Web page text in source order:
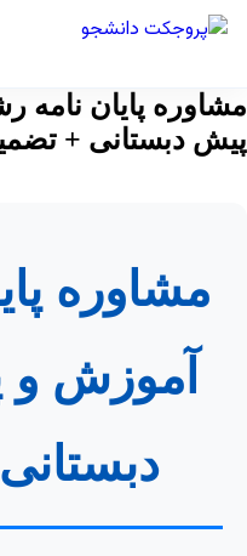
مشاوره پایان
پیش دبستانی +
مشاوره
آموزش